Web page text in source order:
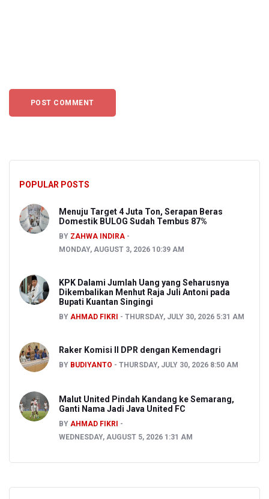
POPULAR POSTS
Menuju Target 4 Juta Ton, Serapan Beras
Domestik BULOG Sudah Tembus 87%
BY ZAHWA INDIRA
MONDAY, AUGUST 3, 2026 10:39 AM
KPK Dalami Jumlah Uang yang Seharusnya
Dikembalikan Menhut Raja Juli Antoni pada
Bupati Kuantan Singingi
BY AHMAD FIKRI THURSDAY, JULY 30, 2026 5:31 AM
Raker Komisi II DPR dengan Kemendagri
BY BUDIYANTO THURSDAY, JULY 30, 2026 8:50 AM
Malut United Pindah Kandang ke Semarang,
Ganti Nama Jadi Java United FC
BY AHMAD FIKRI
WEDNESDAY, AUGUST 5, 2026 1:31 AM